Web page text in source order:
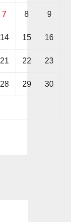
7 8 9
14 15 16
21 22 23
28 29 30